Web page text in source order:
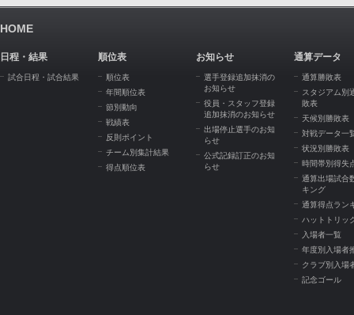
HOME
日程・結果
試合日程・試合結果
順位表
順位表
年間順位表
節別動向
戦績表
反則ポイント
チーム別集計結果
得点順位表
お知らせ
選手登録追加抹消の
お知らせ
役員・スタッフ登録
追加抹消のお知らせ
出場停止選手のお知
らせ
公式記録訂正のお知
らせ
通算データ
通算勝敗表
スタジアム別
敗表
天候別勝敗表
対戦データ一
状況別勝敗表
時間帯別得失
通算出場試合
キング
通算得点ラン
ハットトリッ
入場者一覧
年度別入場者
クラブ別入場
記念ゴール